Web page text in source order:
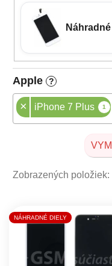
Apple ?
× iPhone 7 Plus 1
Zobrazených položiek:
Výpis produktov
NÁHRADNÉ DIELY